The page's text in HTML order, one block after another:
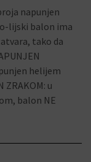
napunjen
lijski balon ima
tako da
helijem
ZRAKOM: u
balon NE